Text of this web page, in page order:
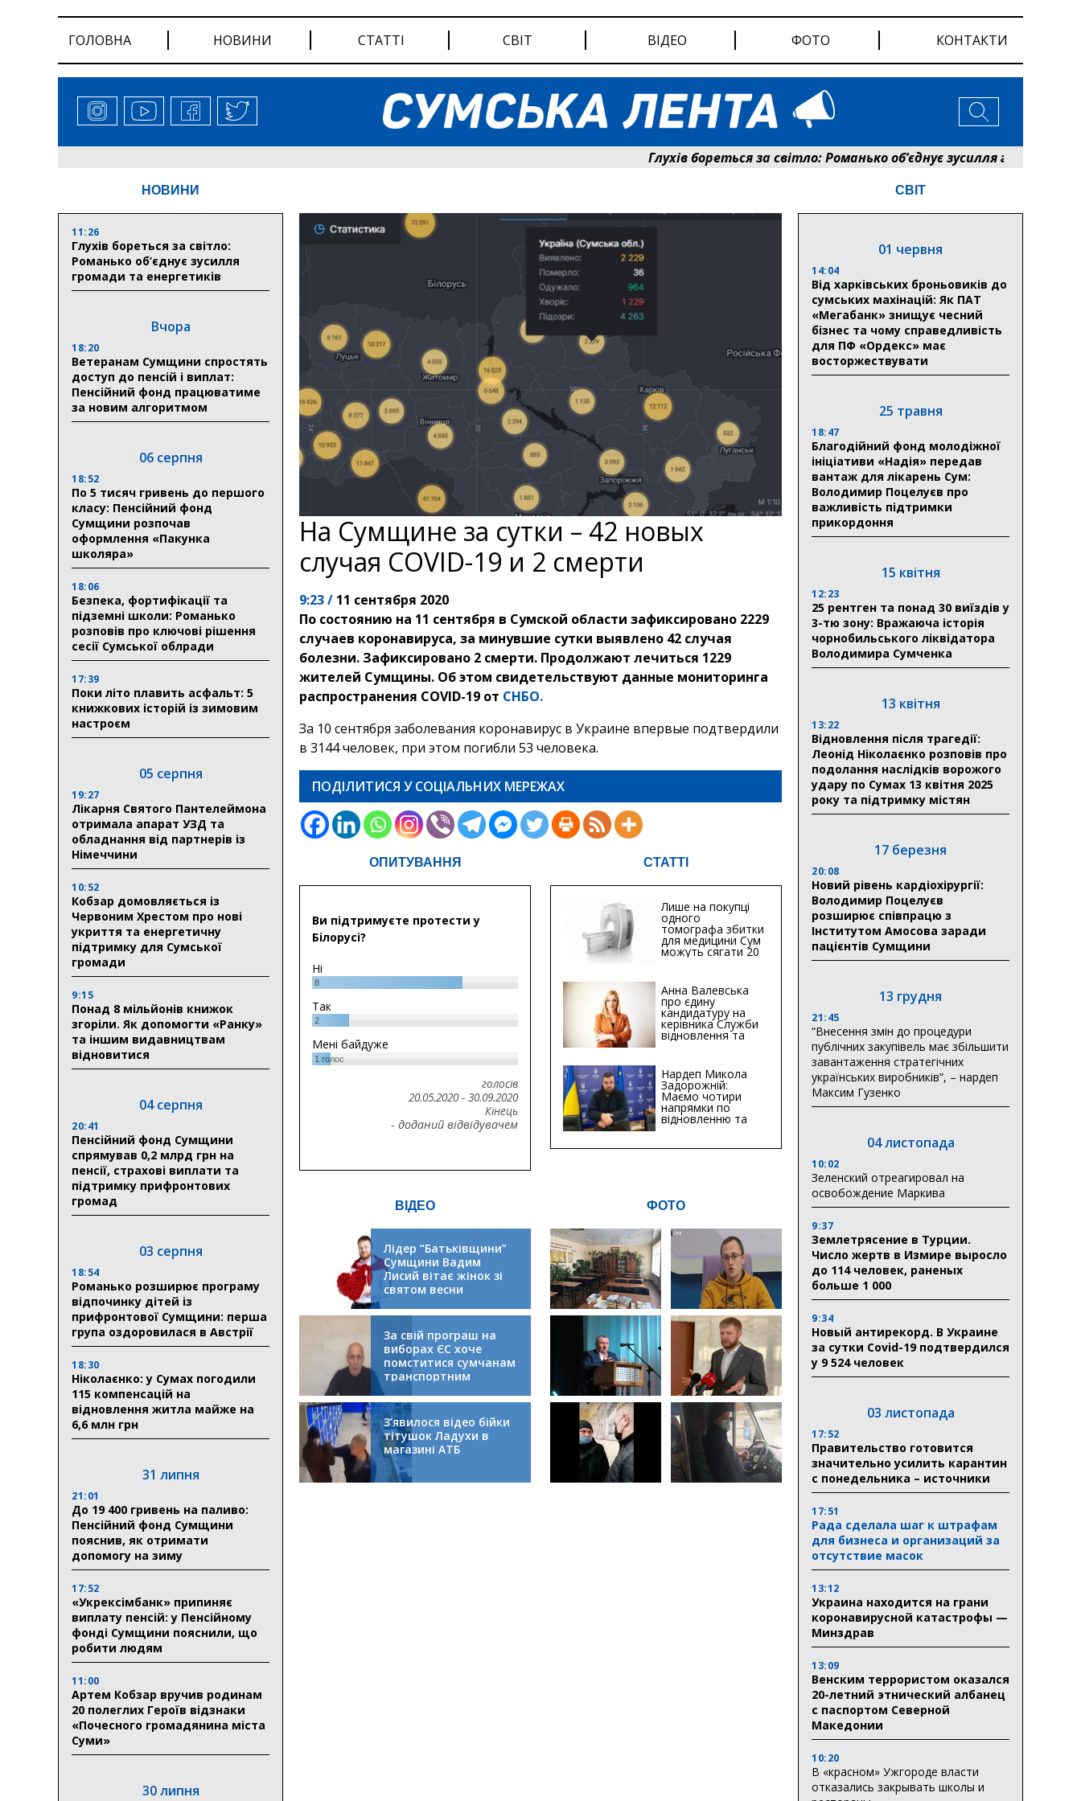
ГОЛОВНА НОВИНИ СТАТТІ СВІТ ВІДЕО ФОТО КОНТАКТИ
Глухів бореться за світло: Романько об’єднує зусилля громади та
НОВИНИ
11:26
Глухів бореться за світло:
Романько об’єднує зусилля
громади та енергетиків
Вчора
18:20
Ветеранам Сумщини спростять
доступ до пенсій і виплат:
Пенсійний фонд працюватиме
за новим алгоритмом
06 серпня
18:52
По 5 тисяч гривень до першого
класу: Пенсійний фонд
Сумщини розпочав
оформлення «Пакунка
школяра»
18:06
Безпека, фортифікації та
підземні школи: Романько
розповів про ключові рішення
сесії Сумської облради
17:39
Поки літо плавить асфальт: 5
книжкових історій із зимовим
настроєм
05 серпня
19:27
Лікарня Святого Пантелеймона
отримала апарат УЗД та
обладнання від партнерів із
Німеччини
10:52
Кобзар домовляється із
Червоним Хрестом про нові
укриття та енергетичну
підтримку для Сумської
громади
9:15
Понад 8 мільйонів книжок
згоріли. Як допомогти «Ранку»
та іншим видавництвам
відновитися
04 серпня
20:41
Пенсійний фонд Сумщини
спрямував 0,2 млрд грн на
пенсії, страхові виплати та
підтримку прифронтових
громад
03 серпня
18:54
Романько розширює програму
відпочинку дітей із
прифронтової Сумщини: перша
група оздоровилася в Австрії
18:30
Ніколаєнко: у Сумах погодили
115 компенсацій на
відновлення житла майже на
6,6 млн грн
31 липня
21:01
До 19 400 гривень на паливо:
Пенсійний фонд Сумщини
пояснив, як отримати
допомогу на зиму
17:52
«Укрексімбанк» припиняє
виплату пенсій: у Пенсійному
фонді Сумщини пояснили, що
робити людям
11:00
Артем Кобзар вручив родинам
20 полеглих Героїв відзнаки
«Почесного громадянина міста
Суми»
30 липня
На Сумщине за сутки – 42 новых
случая COVID-19 и 2 смерти
9:23 / 11 сентября 2020
По состоянию на 11 сентября в Сумской области зафиксировано 2229
случаев коронавируса, за минувшие сутки выявлено 42 случая
болезни. Зафиксировано 2 смерти. Продолжают лечиться 1229
жителей Сумщины. Об этом свидетельствуют данные мониторинга
распространения COVID-19 от СНБО.
За 10 сентября заболевания коронавирус в Украине впервые подтвердили
в 3144 человек, при этом погибли 53 человека.
ПОДІЛИТИСЯ У СОЦІАЛЬНИХ МЕРЕЖАХ
ОПИТУВАННЯ
Ви підтримуєте протести у
Білорусі?
Ні
8
Так
2
Мені байдуже
1голос
голосів
20.05.2020- 30.09.2020
Кінець
- доданий відвідувачем
СТАТТІ
Лише на покупці
одного
томографа збитки
для медицини Сум
можуть сягати 20
мільйонів гривень
Анна Валевська
про єдину
кандидатуру на
керівника Служби
відновлення та
інфраструктури у
Хіба...
Нардеп Микола
Задорожній:
Маємо чотири
напрямки по
відновленню та
будівництву
інфраструктури
ВІДЕО
Лідер “Батьківщини”
Сумщини Вадим
Лисий вітає жінок зі
святом весни
За свій програш на
виборах ЄС хоче
помститися сумчанам
транспортним
колапсом
З’явилося відео бійки
тітушок Ладухи в
магазині АТБ
ФОТО
СВІТ
01 червня
14:04
Від харківських броньовиків до
сумських махінацій: Як ПАТ
«Мегабанк» знищує чесний
бізнес та чому справедливість
для ПФ «Ордекс» має
восторжествувати
25 травня
18:47
Благодійний фонд молодіжної
ініціативи «Надія» передав
вантаж для лікарень Сум:
Володимир Поцелуєв про
важливість підтримки
прикордоння
15 квітня
12:23
25 рентген та понад 30 виїздів у
3-тю зону: Вражаюча історія
чорнобильського ліквідатора
Володимира Сумченка
13 квітня
13:22
Відновлення після трагедії:
Леонід Ніколаєнко розповів про
подолання наслідків ворожого
удару по Сумах 13 квітня 2025
року та підтримку містян
17 березня
20:08
Новий рівень кардіохірургії:
Володимир Поцелуєв
розширює співпрацю з
Інститутом Амосова заради
пацієнтів Сумщини
13 грудня
21:45
“Внесення змін до процедури
публічних закупівель має збільшити
завантаження стратегічних
українських виробників”, – нардеп
Максим Гузенко
04 листопада
10:02
Зеленский отреагировал на
освобождение Маркива
9:37
Землетрясение в Турции.
Число жертв в Измире выросло
до 114 человек, раненых
больше 1 000
9:34
Новый антирекорд. В Украине
за сутки Covid-19 подтвердился
у 9 524 человек
03 листопада
17:52
Правительство готовится
значительно усилить карантин
с понедельника – источники
17:51
Рада сделала шаг к штрафам
для бизнеса и организаций за
отсутствие масок
13:12
Украина находится на грани
коронавирусной катастрофы —
Минздрав
13:09
Венским террористом оказался
20-летний этнический албанец
с паспортом Северной
Македонии
10:20
В «красном» Ужгороде власти
отказались закрывать школы и